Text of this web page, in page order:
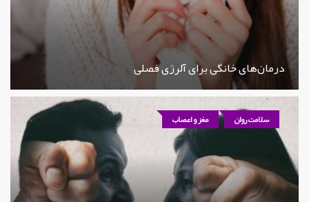
درمان‌های خانگی برای آلرژی فصلی
سلامت روان مغز و اعصاب